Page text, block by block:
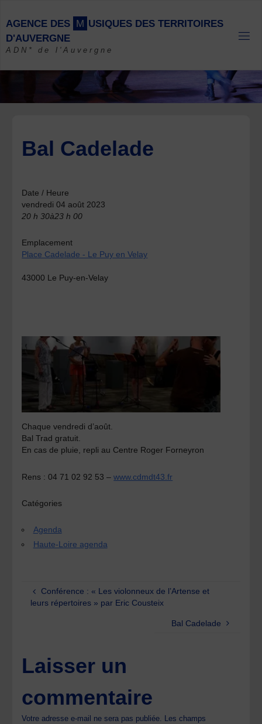
content
AGENCE DES M USIQUES DES TERRITOIRES
D'AUVERGNE
ADN* de l'Auvergne
Bal Cadelade
Date / Heure
vendredi 04 août 2023
20 h 30à23 h 00
Emplacement
Place Cadelade - Le Puy en Velay
43000 Le Puy-en-Velay
Chaque vendredi d’août.
Bal Trad gratuit.
En cas de pluie, repli au Centre Roger Forneyron
Rens : 04 71 02 92 53 –www.cdmdt43.fr
Catégories
Agenda
Haute-Loire agenda
Conférence : « Les violonneux de l’Artense et
leurs répertoires » par Eric Cousteix
Bal Cadelade
Laisser un
commentaire
Votre adresse e-mail ne sera pas publiée.
Les champs